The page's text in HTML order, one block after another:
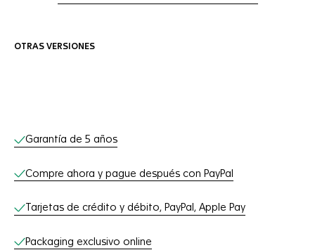
OTRAS VERSIONES
Servicios online
Garantía de 5 años
Compre ahora y pague después con PayPal
Tarjetas de crédito y débito, PayPal, Apple Pay
Packaging exclusivo online